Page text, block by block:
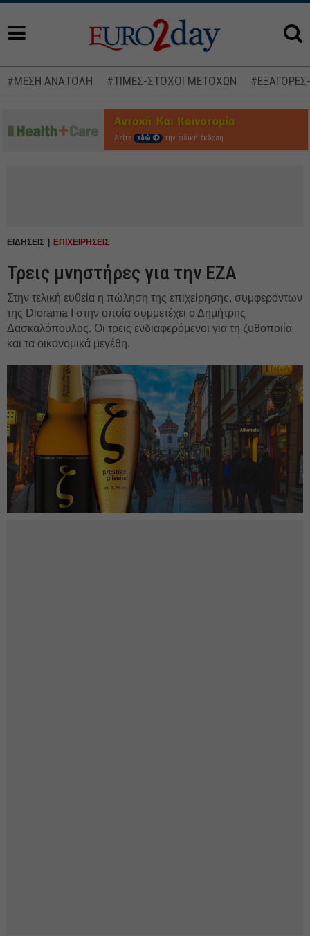
#ΜΕΣΗ ΑΝΑΤΟΛΗ #ΤΙΜΕΣ-ΣΤΟΧΟΙ ΜΕΤΟΧΩΝ
Δείτε εδώ την ειδική έκδοση
ΕΙΔΗΣΕΙΣ ΕΠΙΧΕΙΡΗΣΕΙΣ
Τρεις μνηστήρες για την ΕΖΑ
Στην τελική ευθεία η πώληση της επιχείρησης, συμφερόντων
της Diorama Ι στην οποία συμμετέχει ο Δημήτρης
Δασκαλόπουλος. Οι τρεις ενδιαφερόμενοι για τη ζυθοποιία
και τα οικονομικά μεγέθη.